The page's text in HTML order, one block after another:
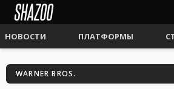
НОВОСТИ ПЛАТФОРМЫ
WARNER BROS.